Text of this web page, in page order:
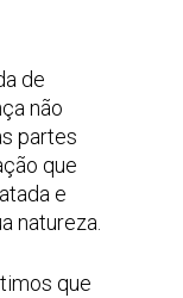
de
não
partes
que
e
natureza.
que